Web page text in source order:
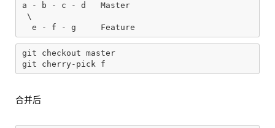
a - b - c - d   Master
\
git checkout master
合并后